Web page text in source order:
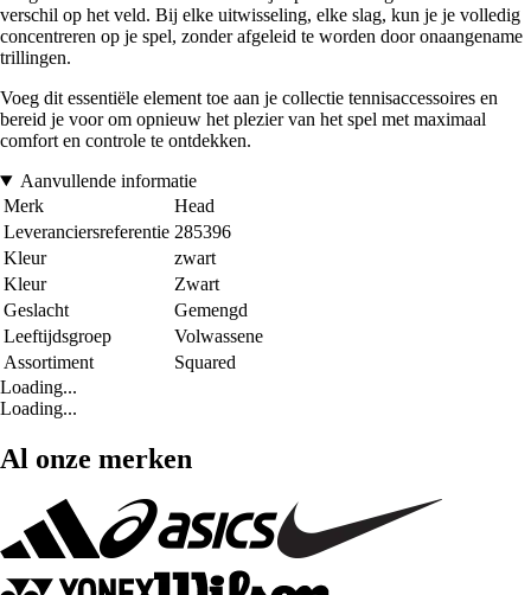
verschil op het veld. Bij elke uitwisseling, elke slag, kun je je volledig
concentreren op je spel, zonder afgeleid te worden door onaangename
trillingen.
Voeg dit essentiële element toe aan je collectie tennisaccessoires en
bereid je voor om opnieuw het plezier van het spel met maximaal
comfort en controle te ontdekken.
Aanvullende informatie
Merk
Head
Leveranciersreferentie 285396
Kleur
zwart
Kleur
Zwart
Geslacht
Gemengd
Leeftijdsgroep
Volwassene
Assortiment
Squared
Loading...
Loading...
Al onze merken